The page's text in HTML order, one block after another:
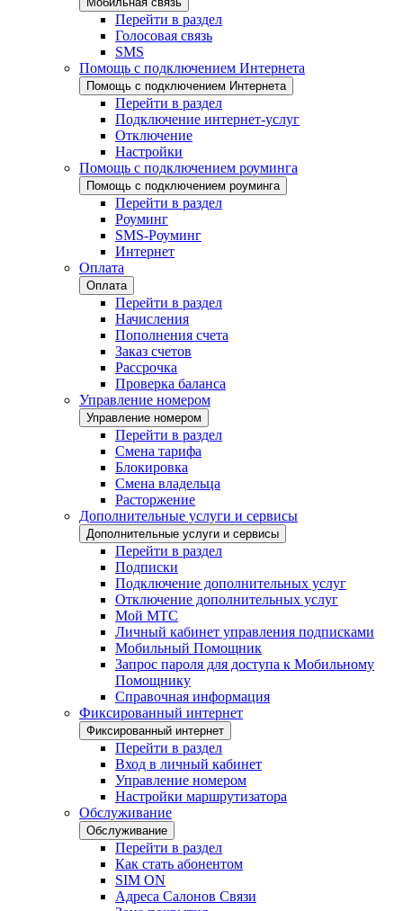
Перейти в раздел
Голосовая связь
SMS
Помощь с подключением Интернета
Помощь с подключением Интернета
Перейти в раздел
Подключение интернет-услуг
Отключение
Настройки
Помощь с подключением роуминга
Помощь с подключением роуминга
Перейти в раздел
Роуминг
SMS-Роуминг
Интернет
Оплата
Оплата
Перейти в раздел
Начисления
Пополнения счета
Заказ счетов
Рассрочка
Проверка баланса
Управление номером
Управление номером
Перейти в раздел
Смена тарифа
Блокировка
Смена владельца
Расторжение
Дополнительные услуги и сервисы
Дополнительные услуги и сервисы
Перейти в раздел
Подписки
Подключение дополнительных услуг
Отключение дополнительных услуг
Мой МТС
Личный кабинет управления подписками
Мобильный Помощник
Запрос пароля для доступа к Мобильному
Помощнику
Справочная информация
Фиксированный интернет
Фиксированный интернет
Перейти в раздел
Вход в личный кабинет
Управление номером
Настройки маршрутизатора
Обслуживание
Обслуживание
Перейти в раздел
Как стать абонентом
SIM ON
Адреса Салонов Связи